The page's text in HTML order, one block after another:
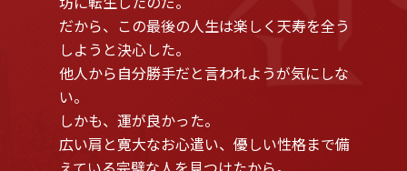
だから、この最後の人生は楽しく天寿を全う
しようと決心した。
他人から自分勝手だと言われようが気にしな
い。
しかも、運が良かった。
広い肩と寛大なお心遣い、優しい性格まで備